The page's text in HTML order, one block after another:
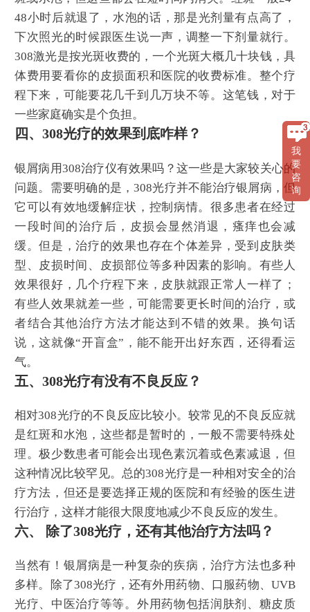
48小时后就退了，水泡的话，那是光剂量有点高了，
下次照光的时候跟医生说一声，调整一下剂量就行。
308激光是按光斑收费的，一个光斑大概几十块钱，具
体费用要看你的皮损面积和医院的收费标准。整个疗
程下来，可能要花几千到几万块不等。这笔钱，对于
一些家庭确实是个负担。
四、308光疗的效果到底咋样？
银屑病用308治疗仪有效果吗？这一些是大家较关心的
问题。需要明确的是，308光疗并不能治疗银屑病，但
它可以有效地缓解症状，控制病情。很多患者在经过
一段时间的治疗后，皮损会显然消退，瘙痒也会减
缓。但是，治疗的效果也存在个体差异，受到皮肤类
型、皮损时间、皮损部位等多种因素的影响。有些人
效果很好，几个疗程下来，皮肤就跟正常人一样了；
有些人效果就差一些，可能需要更长时间的治疗，或
者结合其他治疗方法才能达到不错的效果。换句话
说，这就像“开盲盒”，能不能开出好东西，还得看运
气。
五、308光疗有没有不良反应？
相对308光疗的不良反应比较小。较常见的不良反应就
是红斑和水泡，这些都是暂时的，一般不需要特殊处
理。极少数患者可能会出现色素沉着或色素减退，但
这种情况比较罕见。总的308光疗是一种相对安全的治
疗方法，但还是要选择正规的医院和有经验的医生进
行治疗，这样才能很大限度地减少不良反应的发生。
六、 除了308光疗，还有其他治疗方法吗？
当然有！银屑病是一种复杂的疾病，治疗方法也多种
多样。除了308光疗，还有外用药物、口服药物、UVB
光疗、中医治疗等等。外用药物包括润肤剂、糖皮质
我
要
咨
询